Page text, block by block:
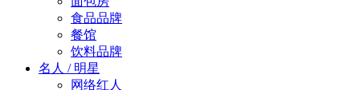
食品品牌
餐馆
饮料品牌
名人 / 明星
网络红人